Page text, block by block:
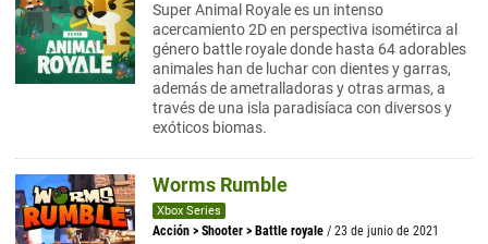
Super Animal Royale es un intenso
acercamiento 2D en perspectiva isométirca al
género battle royale donde hasta 64 adorables
animales han de luchar con dientes y garras,
además de ametralladoras y otras armas, a
través de una isla paradisíaca con diversos y
exóticos biomas.
Worms Rumble
Xbox Series
Acción > Shooter > Battle royale / 23 de junio de 2021